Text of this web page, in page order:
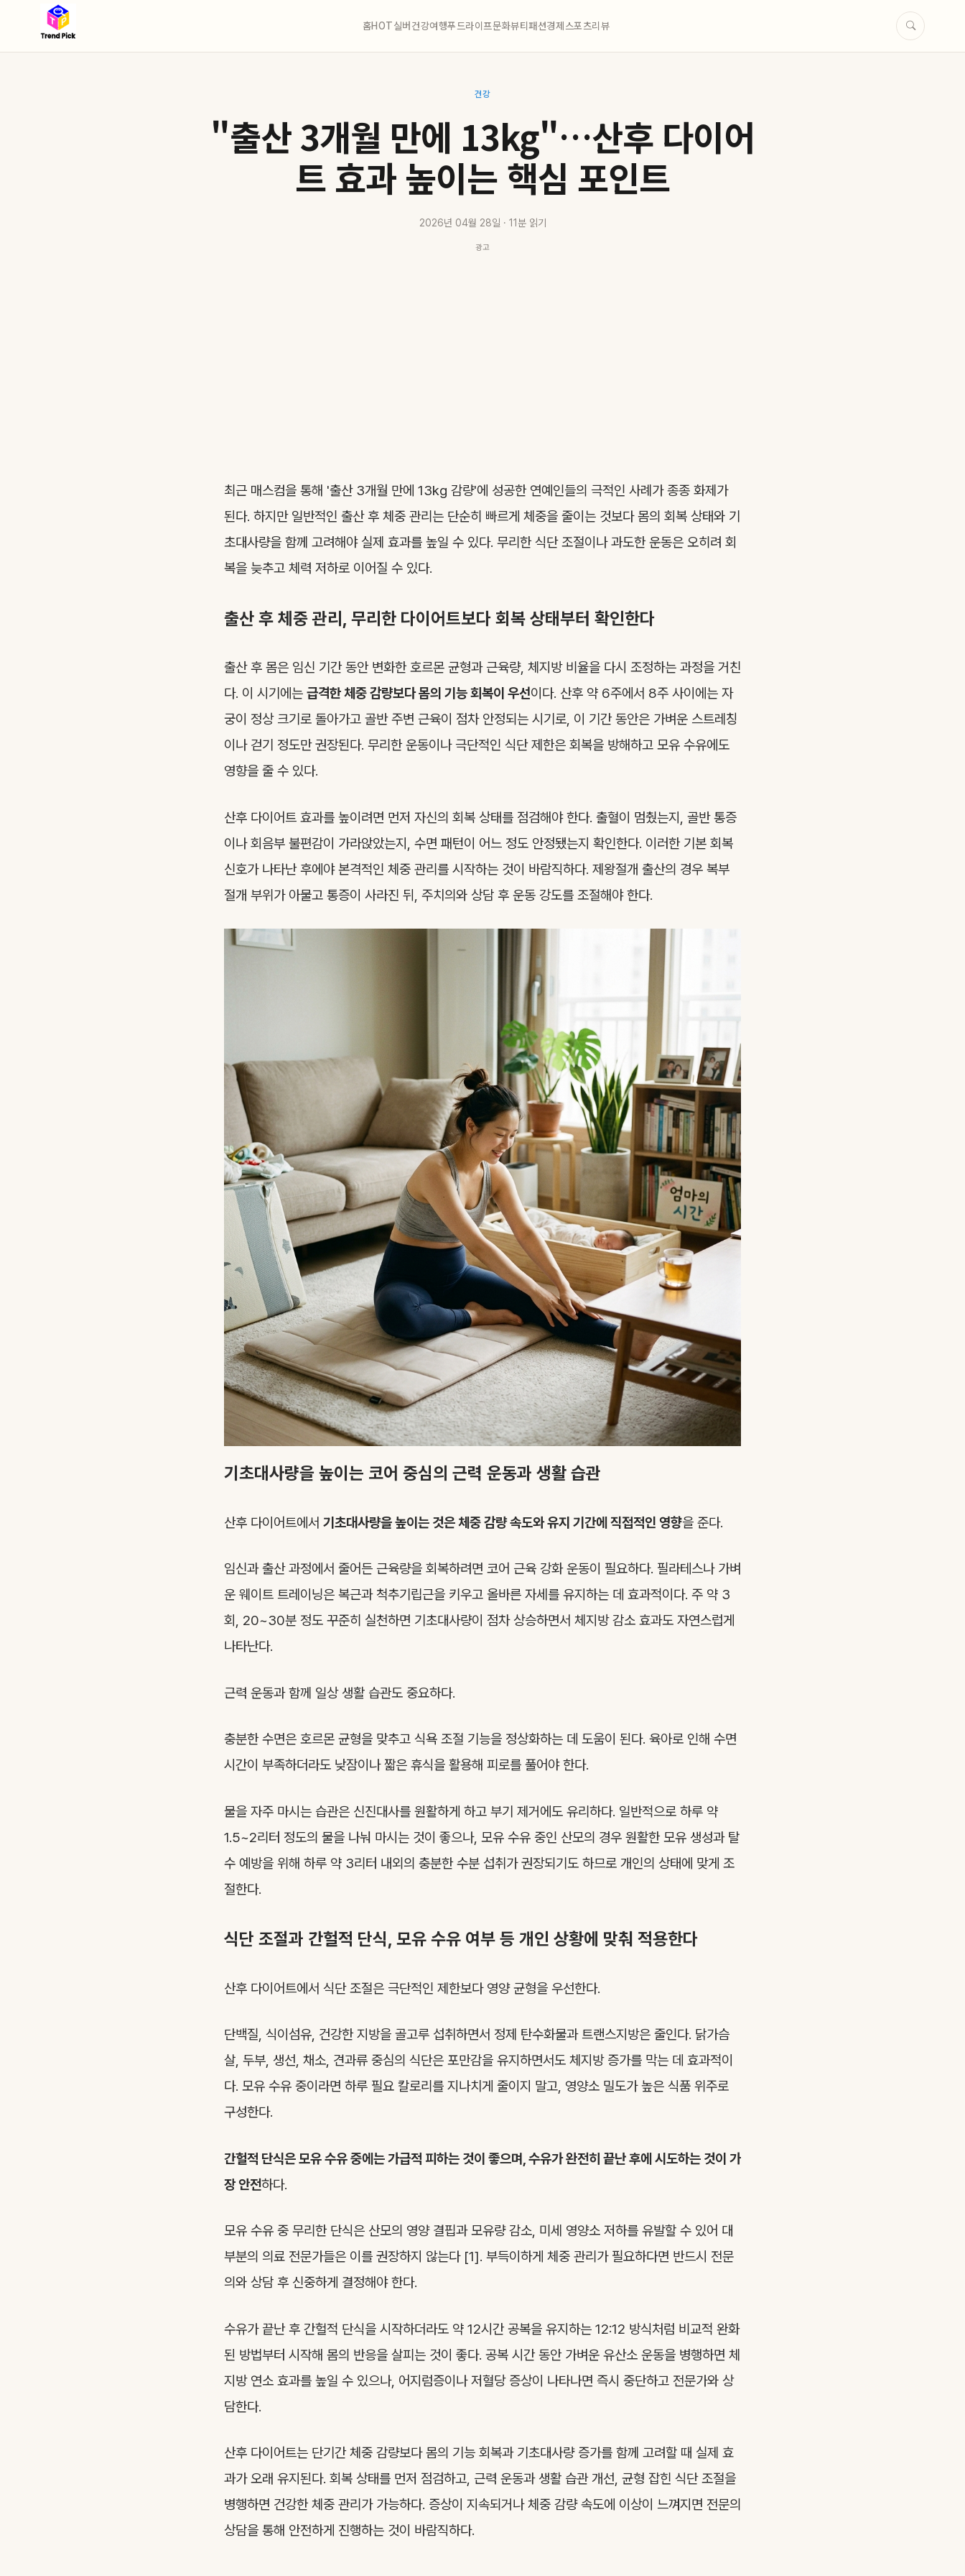
홈HOT실버건강여행푸드라이프문화뷰티패션경제스포츠리뷰
건강
"출산 3개월 만에 13kg"…산후 다이어
트 효과 높이는 핵심 포인트
2026년 04월 28일 · 11분 읽기
광고
최근 매스컴을 통해 '출산 3개월 만에 13kg 감량'에 성공한 연예인들의 극적인 사례가 종종 화제가
된다. 하지만 일반적인 출산 후 체중 관리는 단순히 빠르게 체중을 줄이는 것보다 몸의 회복 상태와 기
초대사량을 함께 고려해야 실제 효과를 높일 수 있다. 무리한 식단 조절이나 과도한 운동은 오히려 회
복을 늦추고 체력 저하로 이어질 수 있다.
출산 후 체중 관리, 무리한 다이어트보다 회복 상태부터 확인한다
출산 후 몸은 임신 기간 동안 변화한 호르몬 균형과 근육량, 체지방 비율을 다시 조정하는 과정을 거친
다. 이 시기에는 급격한 체중 감량보다 몸의 기능 회복이 우선이다. 산후 약 6주에서 8주 사이에는 자
궁이 정상 크기로 돌아가고 골반 주변 근육이 점차 안정되는 시기로, 이 기간 동안은 가벼운 스트레칭
이나 걷기 정도만 권장된다. 무리한 운동이나 극단적인 식단 제한은 회복을 방해하고 모유 수유에도
영향을 줄 수 있다.
산후 다이어트 효과를 높이려면 먼저 자신의 회복 상태를 점검해야 한다. 출혈이 멈췄는지, 골반 통증
이나 회음부 불편감이 가라앉았는지, 수면 패턴이 어느 정도 안정됐는지 확인한다. 이러한 기본 회복
신호가 나타난 후에야 본격적인 체중 관리를 시작하는 것이 바람직하다. 제왕절개 출산의 경우 복부
절개 부위가 아물고 통증이 사라진 뒤, 주치의와 상담 후 운동 강도를 조절해야 한다.
기초대사량을 높이는 코어 중심의 근력 운동과 생활 습관
산후 다이어트에서 기초대사량을 높이는 것은 체중 감량 속도와 유지 기간에 직접적인 영향을 준다.
임신과 출산 과정에서 줄어든 근육량을 회복하려면 코어 근육 강화 운동이 필요하다. 필라테스나 가벼
운 웨이트 트레이닝은 복근과 척추기립근을 키우고 올바른 자세를 유지하는 데 효과적이다. 주 약 3
회, 20~30분 정도 꾸준히 실천하면 기초대사량이 점차 상승하면서 체지방 감소 효과도 자연스럽게
나타난다.
근력 운동과 함께 일상 생활 습관도 중요하다.
충분한 수면은 호르몬 균형을 맞추고 식욕 조절 기능을 정상화하는 데 도움이 된다. 육아로 인해 수면
시간이 부족하더라도 낮잠이나 짧은 휴식을 활용해 피로를 풀어야 한다.
물을 자주 마시는 습관은 신진대사를 원활하게 하고 부기 제거에도 유리하다. 일반적으로 하루 약
1.5~2리터 정도의 물을 나눠 마시는 것이 좋으나, 모유 수유 중인 산모의 경우 원활한 모유 생성과 탈
수 예방을 위해 하루 약 3리터 내외의 충분한 수분 섭취가 권장되기도 하므로 개인의 상태에 맞게 조
절한다.
식단 조절과 간헐적 단식, 모유 수유 여부 등 개인 상황에 맞춰 적용한다
산후 다이어트에서 식단 조절은 극단적인 제한보다 영양 균형을 우선한다.
단백질, 식이섬유, 건강한 지방을 골고루 섭취하면서 정제 탄수화물과 트랜스지방은 줄인다. 닭가슴
살, 두부, 생선, 채소, 견과류 중심의 식단은 포만감을 유지하면서도 체지방 증가를 막는 데 효과적이
다. 모유 수유 중이라면 하루 필요 칼로리를 지나치게 줄이지 말고, 영양소 밀도가 높은 식품 위주로
구성한다.
간헐적 단식은 모유 수유 중에는 가급적 피하는 것이 좋으며, 수유가 완전히 끝난 후에 시도하는 것이 가
장 안전하다.
모유 수유 중 무리한 단식은 산모의 영양 결핍과 모유량 감소, 미세 영양소 저하를 유발할 수 있어 대
부분의 의료 전문가들은 이를 권장하지 않는다 [1]. 부득이하게 체중 관리가 필요하다면 반드시 전문
의와 상담 후 신중하게 결정해야 한다.
수유가 끝난 후 간헐적 단식을 시작하더라도 약 12시간 공복을 유지하는 12:12 방식처럼 비교적 완화
된 방법부터 시작해 몸의 반응을 살피는 것이 좋다. 공복 시간 동안 가벼운 유산소 운동을 병행하면 체
지방 연소 효과를 높일 수 있으나, 어지럼증이나 저혈당 증상이 나타나면 즉시 중단하고 전문가와 상
담한다.
산후 다이어트는 단기간 체중 감량보다 몸의 기능 회복과 기초대사량 증가를 함께 고려할 때 실제 효
과가 오래 유지된다. 회복 상태를 먼저 점검하고, 근력 운동과 생활 습관 개선, 균형 잡힌 식단 조절을
병행하면 건강한 체중 관리가 가능하다. 증상이 지속되거나 체중 감량 속도에 이상이 느껴지면 전문의
상담을 통해 안전하게 진행하는 것이 바람직하다.